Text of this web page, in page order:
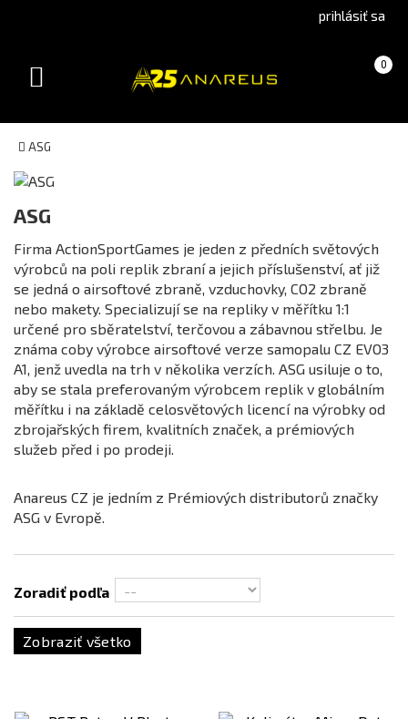
(Czech)version
prihlásiť sa
Košík 0
(prázdny)
Toggle
ASG
Dostupnosť
skladem
Není skladem
Farba
Biela
Červená
Čierna
Čierna / Piesková
Dark Earth (FDE)
Kombinace
Oranžová
ASG
Firma ActionSportGames je jeden z předních světových
výrobců na poli replik zbraní a jejich příslušenství, ať již
se jedná o airsoftové zbraně, vzduchovky, CO2 zbraně
nebo makety. Specializují se na repliky v měřítku 1:1
určené pro sběratelství, terčovou a zábavnou střelbu. Je
známa coby výrobce airsoftové verze samopalu CZ EVO3
A1, jenž uvedla na trh v několika verzích. ASG usiluje o to,
aby se stala preferovaným výrobcem replik v globálním
měřítku i na základě celosvětových licencí na výrobky od
zbrojařských firem, kvalitních značek, a prémiových
služeb před i po prodeji.
Anareus CZ je jedním z Prémiových distributorů značky
ASG v Evropě.
Zoradiť podľa
Zobraziť všetko